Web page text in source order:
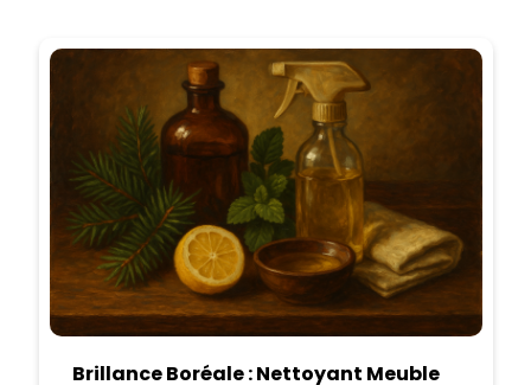
Brillance Boréale : Nettoyant Meuble